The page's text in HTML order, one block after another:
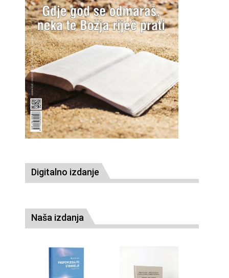
Digitalno izdanje
Naša izdanja